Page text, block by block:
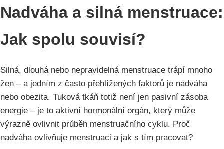
Nadváha a silná menstruace:
Jak spolu souvisí?
Silná, dlouhá nebo nepravidelná menstruace trápí mnoho
žen – a jedním z často přehlížených faktorů je nadváha
nebo obezita. Tuková tkáň totiž není jen pasivní zásoba
energie – je to aktivní hormonální orgán, který může
výrazně ovlivnit průběh menstruačního cyklu. Proč
nadváha ovlivňuje menstruaci a jak s tím pracovat?